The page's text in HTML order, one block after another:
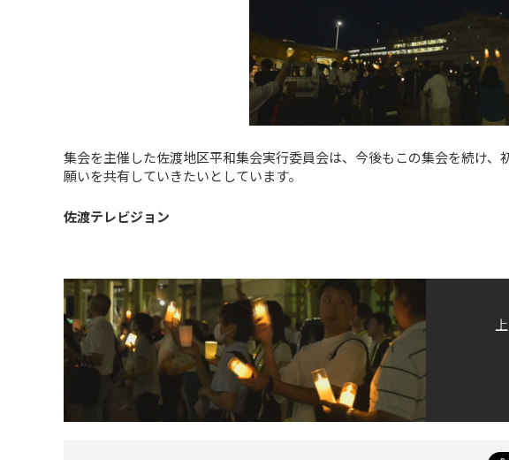
集会を主催した佐渡地区平和集会実行委員会は、今後もこの集会を続け
願いを共有していきたいとしています。
佐渡テレビジョン